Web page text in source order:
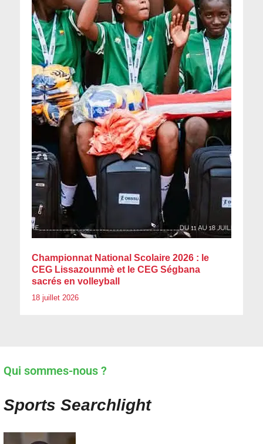
Championnat National Scolaire 2026 : le
CEG Lissazounmè et le CEG Ségbana
sacrés en volleyball
18 juillet 2026
Qui sommes-nous ?
Sports Searchlight